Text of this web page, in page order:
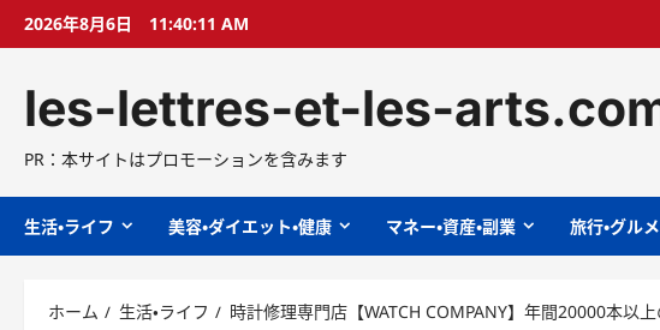
プ
2026年8月6日 11:40:12 AM
les-lettres-et-les-
PR：本サイトはプロモーションを含みます
生活・ライフ 美容・ダイエット・健康 マネー・資産・副業 旅行・グルメ
ホーム 生活・ライフ 時計修理専門店【WATCH COMPANY】年間20000本以上